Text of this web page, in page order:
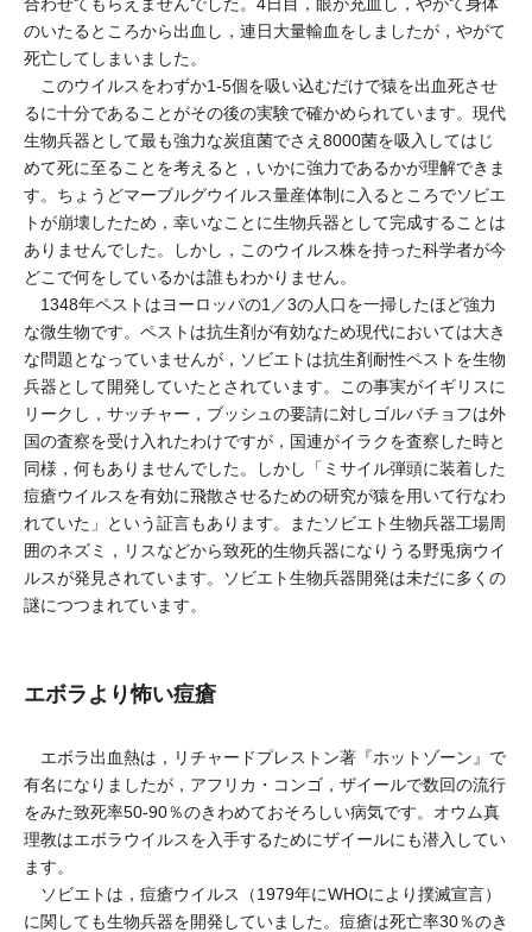
のいたるところから出血し，連日大量輸血をしましたが，やがて
死亡してしまいました。
このウイルスをわずか1-5個を吸い込むだけで猿を出血死させ
るに十分であることがその後の実験で確かめられています。現代
生物兵器として最も強力な炭疽菌でさえ8000菌を吸入してはじ
めて死に至ることを考えると，いかに強力であるかが理解できま
す。ちょうどマーブルグウイルス量産体制に入るところでソビエ
トが崩壊したため，幸いなことに生物兵器として完成することは
ありませんでした。しかし，このウイルス株を持った科学者が今
どこで何をしているかは誰もわかりません。
1348年ペストはヨーロッパの1／3の人口を一掃したほど強力
な微生物です。ペストは抗生剤が有効なため現代においては大き
な問題となっていませんが，ソビエトは抗生剤耐性ペストを生物
兵器として開発していたとされています。この事実がイギリスに
リークし，サッチャー，ブッシュの要請に対しゴルバチョフは外
国の査察を受け入れたわけですが，国連がイラクを査察した時と
同様，何もありませんでした。しかし「ミサイル弾頭に装着した
痘瘡ウイルスを有効に飛散させるための研究が猿を用いて行なわ
れていた」という証言もあります。またソビエト生物兵器工場周
囲のネズミ，リスなどから致死的生物兵器になりうる野兎病ウイ
ルスが発見されています。ソビエト生物兵器開発は未だに多くの
謎につつまれています。
エボラより怖い痘瘡
エボラ出血熱は，リチャードプレストン著『ホットゾーン』で
有名になりましたが，アフリカ・コンゴ，ザイールで数回の流行
をみた致死率50-90％のきわめておそろしい病気です。オウム真
理教はエボラウイルスを入手するためにザイールにも潜入してい
ます。
ソビエトは，痘瘡ウイルス（1979年にWHOにより撲滅宣言）
に関しても生物兵器を開発していました。痘瘡は死亡率30％のき